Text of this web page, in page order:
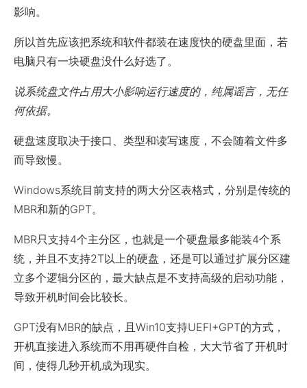
影响。
所以首先应该把系统和软件都装在速度快的硬盘里面，若
电脑只有一块硬盘没什么好选了。
说系统盘文件占用大小影响运行速度的，纯属谣言，无任
何依据。
硬盘速度取决于接口、类型和读写速度，不会随着文件多
而导致慢。
Windows系统目前支持的两大分区表格式，分别是传统的
MBR和新的GPT。
MBR只支持4个主分区，也就是一个硬盘最多能装4个系
统，并且不支持2T以上的硬盘，还是可以通过扩展分区建
立多个逻辑分区的，最大缺点是不支持高级的启动功能，
导致开机时间会比较长。
GPT没有MBR的缺点，且Win10支持UEFI+GPT的方式，
开机直接进入系统而不用再硬件自检，大大节省了开机时
间，使得几秒开机成为现实。